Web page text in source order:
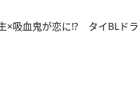
×吸血鬼が恋に⁉ タイBLド